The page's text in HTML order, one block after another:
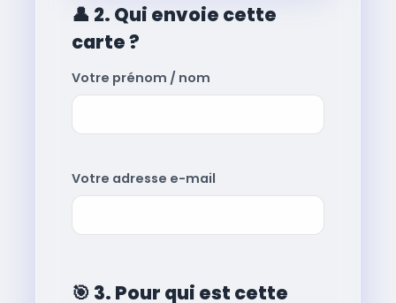
👤 2. Qui envoie cette
carte ?
Votre prénom / nom
Votre adresse e-mail
🎯 3. Pour qui est cette